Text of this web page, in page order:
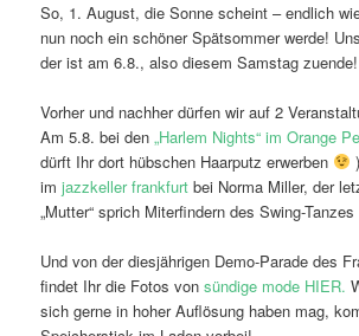
So, 1. August, die Sonne scheint – endlich
nun noch ein schöner Spätsommer werde!
der ist am 6.8., also diesem Samstag zuende!
Vorher und nachher dürfen wir auf 2
Am 5.8. bei den„Harlem Nights“ im Orange
dürft Ihr dort hübschen Haarputz erwerben
imjazzkeller frankfurt bei Norma Miller, der
„Mutter“ sprich Miterfindern des Swing-
Und von der diesjährigen Demo-Parade des
findet Ihr die Fotos vonsündige mode HIER.
sich gerne in hoher Auflösung haben mag,